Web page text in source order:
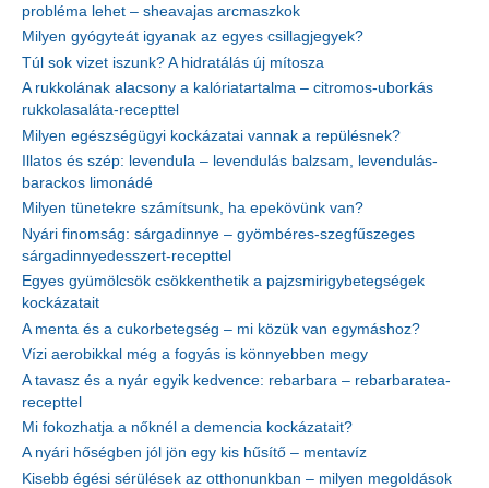
probléma lehet – sheavajas arcmaszkok
Milyen gyógyteát igyanak az egyes csillagjegyek?
Túl sok vizet iszunk? A hidratálás új mítosza
A rukkolának alacsony a kalóriatartalma – citromos-uborkás
rukkolasaláta-recepttel
Milyen egészségügyi kockázatai vannak a repülésnek?
Illatos és szép: levendula – levendulás balzsam, levendulás-
barackos limonádé
Milyen tünetekre számítsunk, ha epekövünk van?
Nyári finomság: sárgadinnye – gyömbéres-szegfűszeges
sárgadinnyedesszert-recepttel
Egyes gyümölcsök csökkenthetik a pajzsmirigybetegségek
kockázatait
A menta és a cukorbetegség – mi közük van egymáshoz?
Vízi aerobikkal még a fogyás is könnyebben megy
A tavasz és a nyár egyik kedvence: rebarbara – rebarbaratea-
recepttel
Mi fokozhatja a nőknél a demencia kockázatait?
A nyári hőségben jól jön egy kis hűsítő – mentavíz
Kisebb égési sérülések az otthonunkban – milyen megoldások